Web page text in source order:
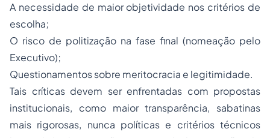
A necessidade de maior objetividade nos critérios de
escolha;
O risco de politização na fase final (nomeação pelo
Executivo);
Questionamentos sobre meritocracia e legitimidade.
Tais críticas devem ser enfrentadas com propostas
institucionais, como maior transparência, sabatinas
mais rigorosas, nunca políticas e critérios técnicos